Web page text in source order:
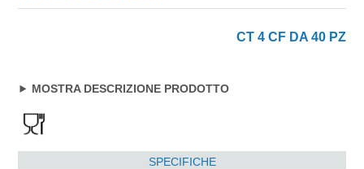
CT 4 CF DA 40 PZ
MOSTRA DESCRIZIONE PRODOTTO
SPECIFICHE